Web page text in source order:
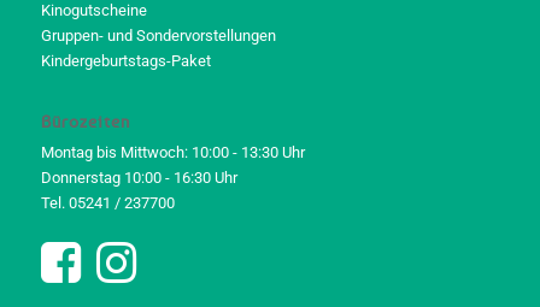
Kinogutscheine
Gruppen- und Sondervorstellungen
Kindergeburtstags-Paket
Bürozeiten
Montag bis Mittwoch: 10:00 - 13:30 Uhr
Donnerstag 10:00 - 16:30 Uhr
Tel. 05241 / 237700